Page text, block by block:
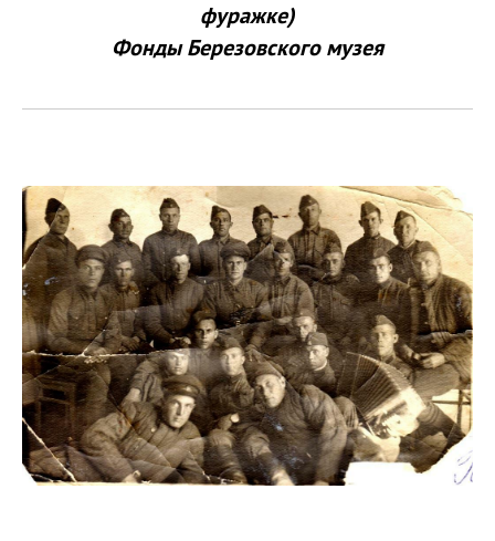
фуражке)
Фонды Березовского музея